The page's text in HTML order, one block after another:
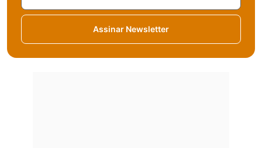
Assinar Newsletter